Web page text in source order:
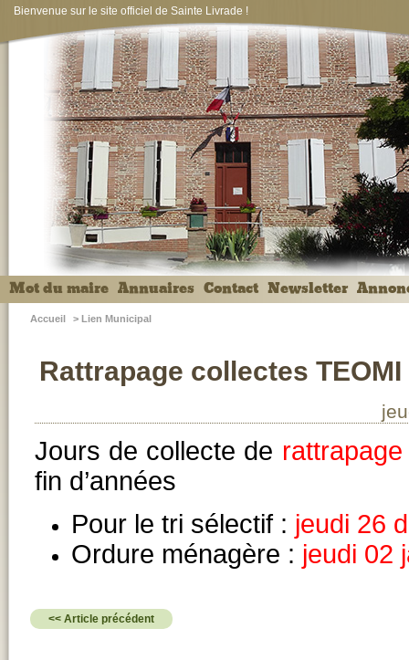
Bienvenue sur le site officiel de Sainte Livrade !
Mot du maire Annuaires Contact Newsletter
Accueil > Lien Municipal
Rattrapage collectes
Jours de collecte de rattrapage
fin d’années
Pour le tri sélectif : jeudi 26
Ordure ménagère : jeudi 02
<< Article précédent